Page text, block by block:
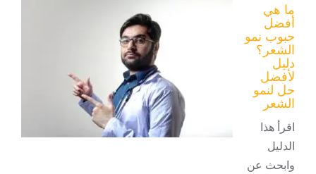
ما هي
أفضل
حبوب نمو
الشعر؟
دليل
لأفضل
حل لنمو
الشعر
اقرأ هذا
الدليل
وابحث عن